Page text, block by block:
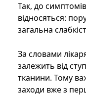
Так, до
відносяться:
загальна
За словами
залежить від
тканини. Тому
заходи вже з